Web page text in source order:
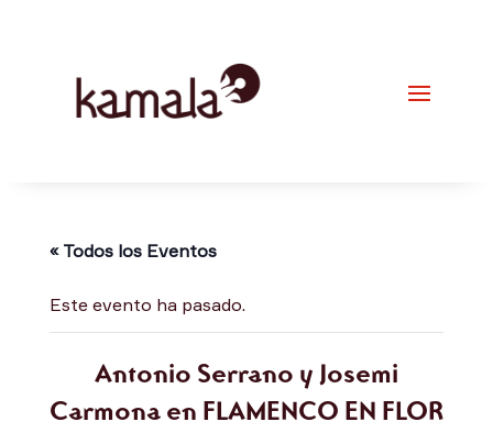
« Todos los Eventos
Este evento ha pasado.
Antonio Serrano y Josemi
Carmona en FLAMENCO EN FLOR